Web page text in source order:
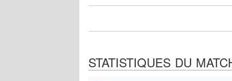
STATISTIQUES DU